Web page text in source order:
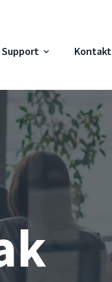
Support Kontakt